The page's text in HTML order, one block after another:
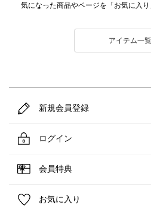
気になった商品やページを「お気に入り
アイテム一
新規会員登録
ログイン
会員特典
お気に入り